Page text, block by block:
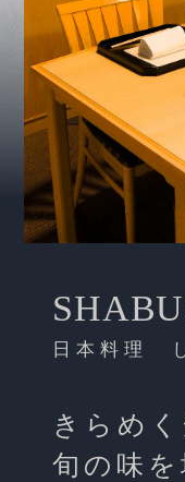
日本料理
きらめ
旬の味を